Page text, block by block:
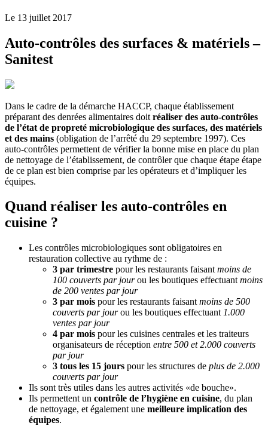
Le 13 juillet 2017
Auto-contrôles des surfaces & matériels –
Sanitest
Dans le cadre de la démarche HACCP, chaque établissement
préparant des denrées alimentaires doit réaliser des auto-contrôles
de l’état de propreté microbiologique des surfaces, des matériels
et des mains (obligation de l’arrêté du 29 septembre 1997). Ces
auto-contrôles permettent de vérifier la bonne mise en place du plan
de nettoyage de l’établissement, de contrôler que chaque étape étape
de ce plan est bien comprise par les opérateurs et d’impliquer les
équipes.
Quand réaliser les auto-contrôles en
cuisine ?
Les contrôles microbiologiques sont obligatoires en
restauration collective au rythme de :
3 par trimestre pour les restaurants faisant moins de
100 couverts par jourou les boutiques effectuant moins
de 200 ventes par jour
3 par mois pour les restaurants faisant moins de 500
couverts par jourou les boutiques effectuant 1.000
ventes par jour
4 par mois pour les cuisines centrales et les traiteurs
organisateurs de réception entre 500 et 2.000 couverts
par jour
3 tous les 15 jours pour les structures de plus de 2.000
couverts par jour
Ils sont très utiles dans les autres activités «de bouche».
Ils permettent un contrôle de l’hygiène en cuisine, du plan
de nettoyage, et également une meilleure implication des
équipes.